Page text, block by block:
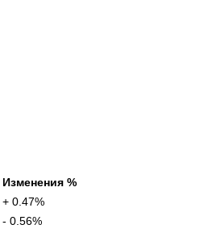
Изменения %
+ 0.47%
- 0.56%